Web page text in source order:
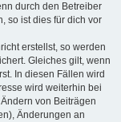
durch den Betreiber
so ist dies für dich vor
erstellst, so werden
Gleiches gilt, wenn
In diesen Fällen wird
wird weiterhin bei
von Beiträgen
Änderungen an